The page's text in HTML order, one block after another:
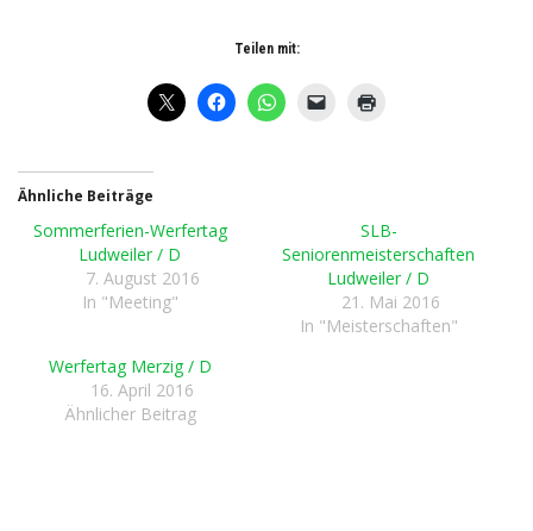
Teilen mit:
Ähnliche Beiträge
Sommerferien-Werfertag
Ludweiler / D
7. August 2016
In "Meeting"
SLB-
Seniorenmeisterschaften
Ludweiler / D
21. Mai 2016
In "Meisterschaften"
Werfertag Merzig / D
16. April 2016
Ähnlicher Beitrag